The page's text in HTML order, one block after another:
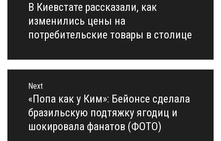
записям
Previous
post:
В Киевстате рассказали, как
изменились цены на
потребительские товары в столице
Next
Next
post:
«Попа как у Ким»: Бейонсе сделала
бразильскую подтяжку ягодиц и
шокировала фанатов (ФОТО)